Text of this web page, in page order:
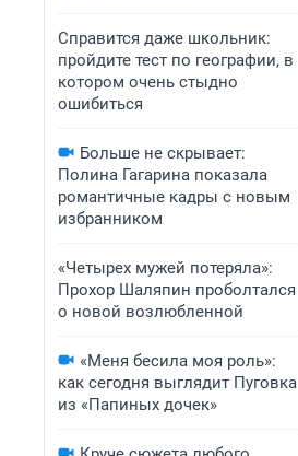
Справится даже школьник:
пройдите тест по географии, в
котором очень стыдно
ошибиться
Больше не скрывает:
Полина Гагарина показала
романтичные кадры с новым
избранником
«Четырех мужей потеряла»:
Прохор Шаляпин проболтался
о новой возлюбленной
«Меня бесила моя роль»:
как сегодня выглядит Пуговка
из «Папиных дочек»